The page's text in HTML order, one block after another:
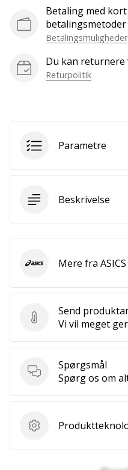
du
hobby
som
løbe
Vis alle
artikler
Betaling med
betalingsmetoder
Betalingsmuligheder
Du kan returnere
Returpolitik
Parametre
Beskrivelse
Send
Send
Vi vil meget
Spørgsmål
Spørgsmål
Spørg os om
Produktteknologi
ASICSMere fra ASICS